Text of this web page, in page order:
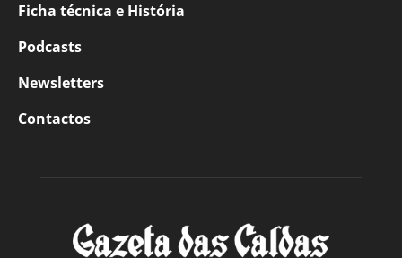
Ficha técnica e História
Podcasts
Newsletters
Contactos